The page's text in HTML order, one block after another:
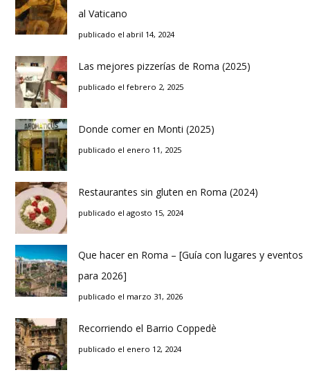
al Vaticano
publicado el abril 14, 2024
Las mejores pizzerías de Roma (2025)
publicado el febrero 2, 2025
Donde comer en Monti (2025)
publicado el enero 11, 2025
Restaurantes sin gluten en Roma (2024)
publicado el agosto 15, 2024
Que hacer en Roma – [Guía con lugares y eventos
para 2026]
publicado el marzo 31, 2026
Recorriendo el Barrio Coppedè
publicado el enero 12, 2024